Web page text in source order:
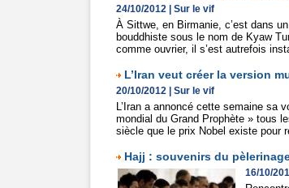
24/10/2012 Sur le vif
À Sittwe, en Birmanie, c’est dans
bouddhiste sous le nom de Kyaw
comme ouvrier, il s’est autrefois
L’Iran veut créer la version
20/10/2012 Sur le vif
L’Iran a annoncé cette semaine sa
mondial du Grand Prophète » tous
siècle que le prix Nobel existe pour
Hajj : souvenirs du
16/10/